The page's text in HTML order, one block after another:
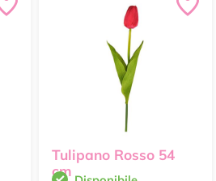
Tulipano Rosso 54
cm